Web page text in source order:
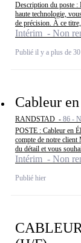
Description du poste :
haute technologie,
de précision. À ce
Intérim - Non
Publié il y a plus de
Cableur
RANDSTAD - 86 -
POSTE : Cableur en
compte de notre client
du détail et vous
Intérim - Non
Publié hier